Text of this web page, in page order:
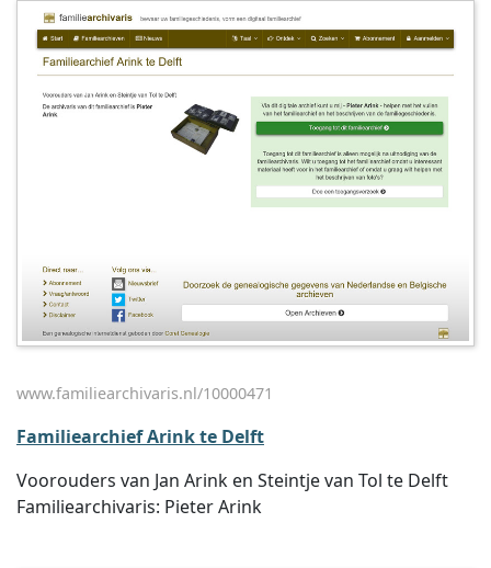
www.familiearchivaris.nl/10000471
Familiearchief Arink te Delft
Voorouders van Jan Arink en Steintje van Tol te Delft
Familiearchivaris: Pieter Arink